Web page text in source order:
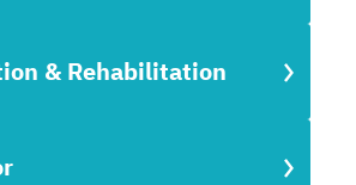
& Rehabilitation